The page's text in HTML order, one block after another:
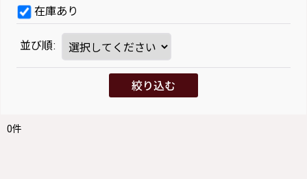
在庫あり
並び順:
絞り込む
0件